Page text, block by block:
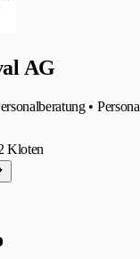
AG
•
Kloten